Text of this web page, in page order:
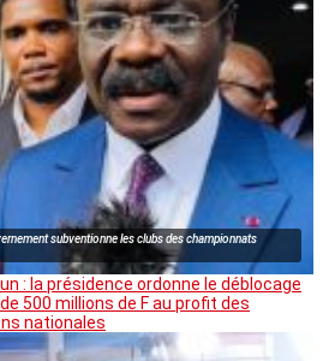
subventionne les clubs des championnats
: la présidence ordonne le déblocage
500 millions de F au profit des
nationales